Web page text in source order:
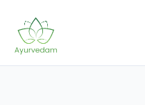
content